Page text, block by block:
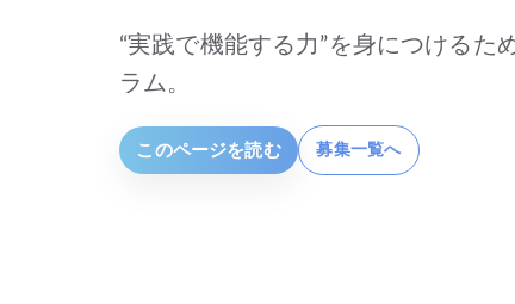
“実践で機能する力”を身につけるた
ラム。
このページを読む 募集一覧へ